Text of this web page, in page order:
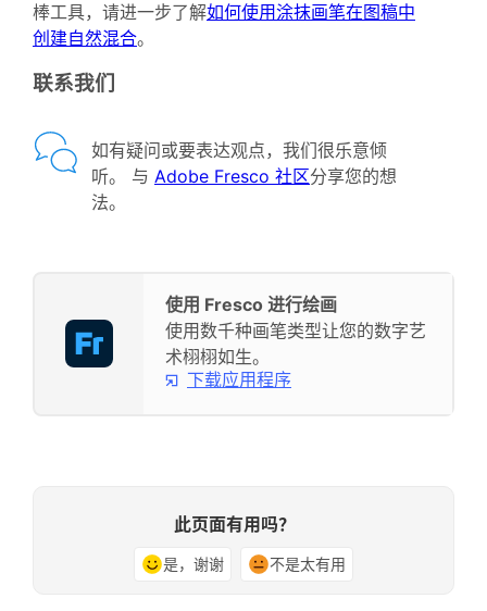
棒工具，请进一步了解如何使用涂抹画笔在图稿中
创建自然混合。
联系我们
如有疑问或要表达观点，我们很乐意倾
听。 与 Adobe Fresco 社区分享您的想
法。
使用 Fresco 进行绘画
使用数千种画笔类型让您的数字艺
术栩栩如生。
下载应用程序
此页面有用吗？
是，谢谢 不是太有用